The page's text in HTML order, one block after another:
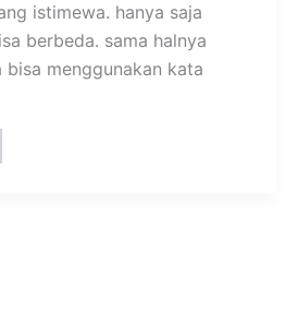
istimewa. hanya saja
berbeda. sama halnya
menggunakan kata